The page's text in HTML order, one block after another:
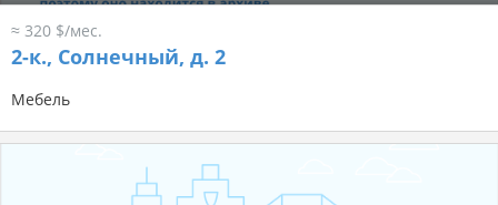
≈ 320 $/мес.
2-к., Солнечный, д. 2
Мебель